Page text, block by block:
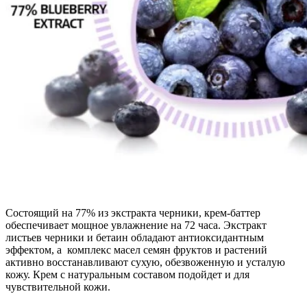
Состоящий на 77% из экстракта черники, крем-баттер
обеспечивает мощное увлажнение на 72 часа. Экстракт
листьев черники и бетаин обладают антиоксидантным
эффектом, а комплекс масел семян фруктов и растений
активно восстанавливают сухую, обезвоженную и усталую
кожу. Крем с натуральным составом подойдет и для
чувствительной кожи.